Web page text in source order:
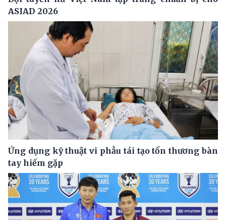
ASIAD 2026
Ứng dụng kỹ thuật vi phẫu tái tạo tổn thương bàn
tay hiếm gặp